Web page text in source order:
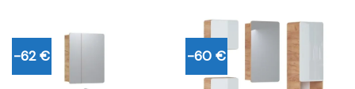
-62 € -60 €